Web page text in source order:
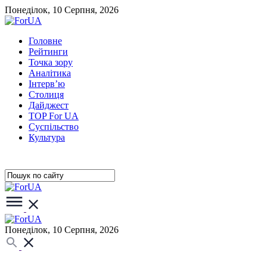
Понеділок, 10 Серпня, 2026
Головне
Рейтинги
Точка зору
Аналітика
Інтерв’ю
Столиця
Дайджест
TOP For UA
Суспiльство
Культура
Понеділок, 10 Серпня, 2026